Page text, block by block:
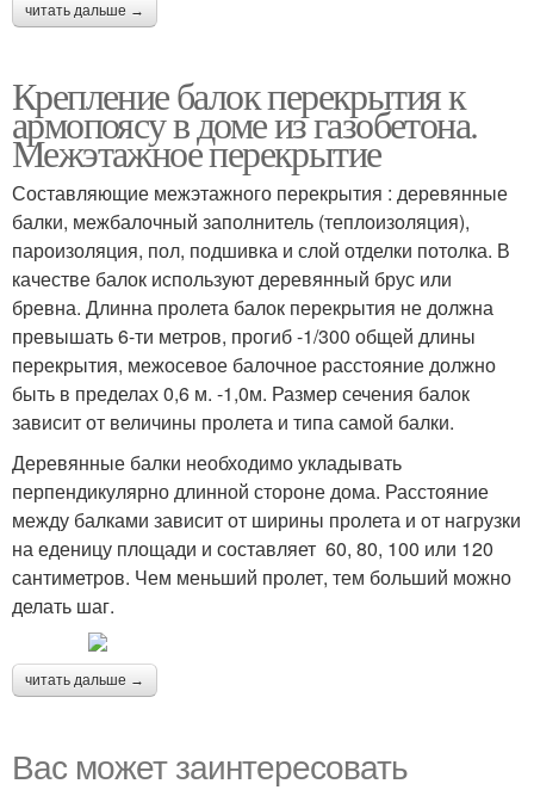
читать дальше →
Крепление балок перекрытия к
армопоясу в доме из газобетона.
Межэтажное перекрытие
Составляющие межэтажного перекрытия : деревянные
балки, межбалочный заполнитель (теплоизоляция),
пароизоляция, пол, подшивка и слой отделки потолка. В
качестве балок используют деревянный брус или
бревна. Длинна пролета балок перекрытия не должна
превышать 6-ти метров, прогиб -1/300 общей длины
перекрытия, межосевое балочное расстояние должно
быть в пределах 0,6 м. -1,0м. Размер сечения балок
зависит от величины пролета и типа самой балки.
Деревянные балки необходимо укладывать
перпендикулярно длинной стороне дома. Расстояние
между балками зависит от ширины пролета и от нагрузки
на еденицу площади и составляет 60, 80, 100 или 120
сантиметров. Чем меньший пролет, тем больший можно
делать шаг.
читать дальше →
Вас может заинтересовать